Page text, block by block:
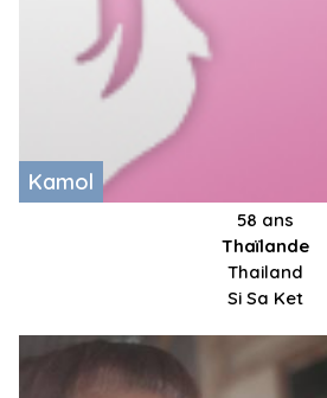
Kamol
58 ans
Thaïlande
Thailand
Si Sa Ket